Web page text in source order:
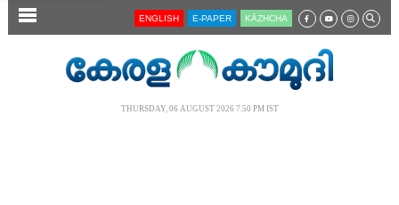
SECTIONS ENGLISH E-PAPER KĀZHCHA
THURSDAY, 06 AUGUST 2026 7.50 PM IST